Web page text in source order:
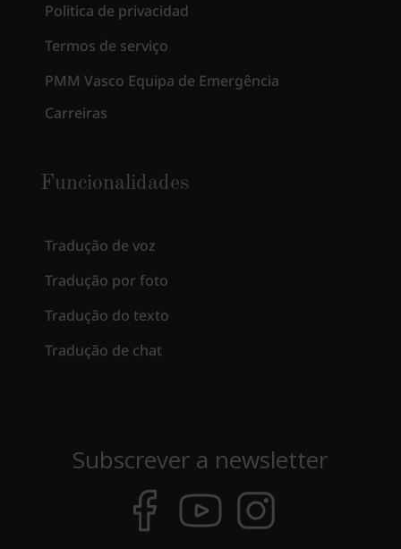
Politica de privacidad
Termos de serviço
PMM Vasco Equipa de Emergência
Carreiras
Funcionalidades
Tradução de voz
Tradução por foto
Tradução do texto
Tradução de chat
Subscrever a newsletter